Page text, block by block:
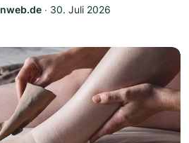
‧ 30. Juli 2026